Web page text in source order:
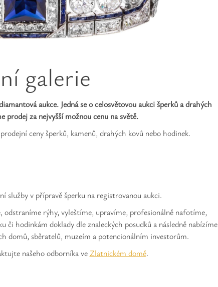
galerie
aukce. Jedná se o celosvětovou aukci šperků a drahých
prodej za nejvyšší možnou cenu na světě.
ceny šperků, kamenů, drahých kovů nebo hodinek.
služby v přípravě šperku na registrovanou aukci.
rýhy, vyleštíme, upravíme, profesionálně nafotíme,
či hodinkám doklady dle znaleckých posudků a následně nabízíme
domů, sběratelů, muzeím a potencionálním investorům.
našeho odborníka ve Zlatnickém domě.